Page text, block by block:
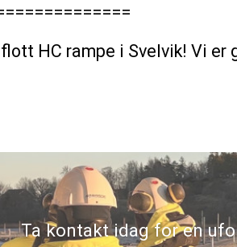
HC rampe i Svelvik! Vi er
Ta kontakt idag for en